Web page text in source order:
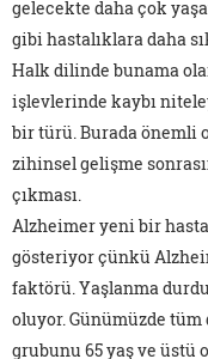
gelecekte daha çok
gibi hastalıklara daha
Halk dilinde bunama
işlevlerinde kaybı
bir türü. Burada önemli
zihinsel gelişme
çıkması.
Alzheimer yeni bir
gösteriyor çünkü
faktörü. Yaşlanma
oluyor. Günümüzde tüm
grubunu 65 yaş ve üstü